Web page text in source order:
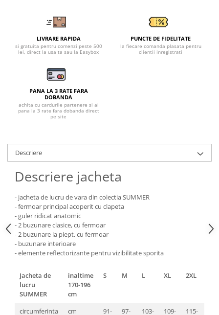
Jachete pentru sudura
Pantaloni de protectie
Sorturi
Pantaloni de lucru cu pieptar
Veste de lucru
Pentru femei
Bluze pentru femei
Halate
Jachete / Bluze salopeta
Pantaloni de lucru cu pieptar
Pantaloni de lucru in talie
Tricouri polo
Veste de lucru
LIVRARE RAPIDA
si gratuita pentru comenzi peste 500
lei, direct la usa ta sau la Easybox
PUNCTE DE FIDELITATE
la fiecare comanda plasata pentru
clientii inregistrati
PANA LA 3 RATE FARA
DOBANDA
achita cu cardurile partenere si ai
pana la 3 rate fara dobanda direct
pe site
Descriere
Descriere jacheta
- jacheta de lucru de vara din colectia SUMMER
- fermoar principal acoperit cu clapeta
- guler ridicat anatomic
- 2 buzunare clasice, cu fermoar
- 2 buzunare la piept, cu fermoar
- buzunare interioare
- elemente reflectorizante pentru vizibilitate sporita
Jacheta de
lucru
SUMMER
inaltime
170-196
cm
S M L XL 2XL
circumferinta
cm
91-
97-
103-
109-
115-